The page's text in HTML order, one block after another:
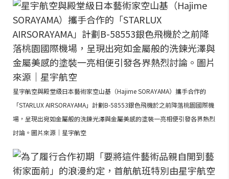
星宇航空與殿堂級日本藝術家空山基（Hajime SORAYAMA）攜手合作的
「STARLUX AIRSORAYAMA」計劃B-58553銀色飛機於之前降落桃園國際機
場，呈現出宛如金屬般的洗鍊光澤與金屬美感的塗裝一亮相便引發各界熱烈
討論。圖片來源｜星宇航空